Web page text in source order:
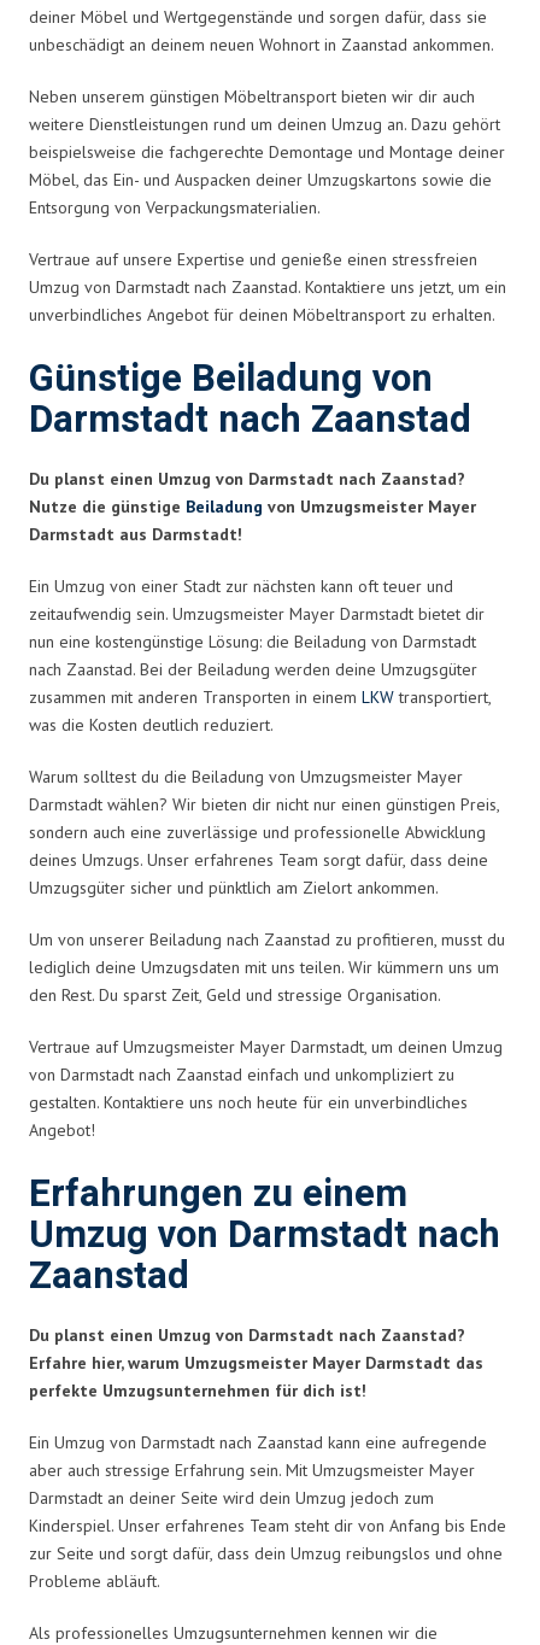
deiner Möbel und Wertgegenstände und sorgen dafür, dass sie
unbeschädigt an deinem neuen Wohnort in Zaanstad ankommen.
Neben unserem günstigen Möbeltransport bieten wir dir auch
weitere Dienstleistungen rund um deinen Umzug an. Dazu gehört
beispielsweise die fachgerechte Demontage und Montage deiner
Möbel, das Ein- und Auspacken deiner Umzugskartons sowie die
Entsorgung von Verpackungsmaterialien.
Vertraue auf unsere Expertise und genieße einen stressfreien
Umzug von Darmstadt nach Zaanstad. Kontaktiere uns jetzt, um ein
unverbindliches Angebot für deinen Möbeltransport zu erhalten.
Günstige Beiladung von
Darmstadt nach Zaanstad
Du planst einen Umzug von Darmstadt nach Zaanstad?
Nutze die günstige Beiladung von Umzugsmeister Mayer
Darmstadt aus Darmstadt!
Ein Umzug von einer Stadt zur nächsten kann oft teuer und
zeitaufwendig sein. Umzugsmeister Mayer Darmstadt bietet dir
nun eine kostengünstige Lösung: die Beiladung von Darmstadt
nach Zaanstad. Bei der Beiladung werden deine Umzugsgüter
zusammen mit anderen Transporten in einem LKWtransportiert,
was die Kosten deutlich reduziert.
Warum solltest du die Beiladung von Umzugsmeister Mayer
Darmstadt wählen? Wir bieten dir nicht nur einen günstigen Preis,
sondern auch eine zuverlässige und professionelle Abwicklung
deines Umzugs. Unser erfahrenes Team sorgt dafür, dass deine
Umzugsgüter sicher und pünktlich am Zielort ankommen.
Um von unserer Beiladung nach Zaanstad zu profitieren, musst du
lediglich deine Umzugsdaten mit uns teilen. Wir kümmern uns um
den Rest. Du sparst Zeit, Geld und stressige Organisation.
Vertraue auf Umzugsmeister Mayer Darmstadt, um deinen Umzug
von Darmstadt nach Zaanstad einfach und unkompliziert zu
gestalten. Kontaktiere uns noch heute für ein unverbindliches
Angebot!
Erfahrungen zu einem
Umzug von Darmstadt nach
Zaanstad
Du planst einen Umzug von Darmstadt nach Zaanstad?
Erfahre hier, warum Umzugsmeister Mayer Darmstadt das
perfekte Umzugsunternehmen für dich ist!
Ein Umzug von Darmstadt nach Zaanstad kann eine aufregende
aber auch stressige Erfahrung sein. Mit Umzugsmeister Mayer
Darmstadt an deiner Seite wird dein Umzug jedoch zum
Kinderspiel. Unser erfahrenes Team steht dir von Anfang bis Ende
zur Seite und sorgt dafür, dass dein Umzug reibungslos und ohne
Probleme abläuft.
Als professionelles Umzugsunternehmen kennen wir die